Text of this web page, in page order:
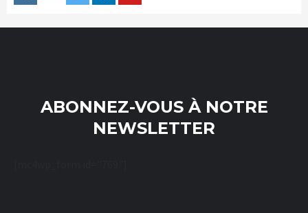
ABONNEZ-VOUS À NOTRE
NEWSLETTER